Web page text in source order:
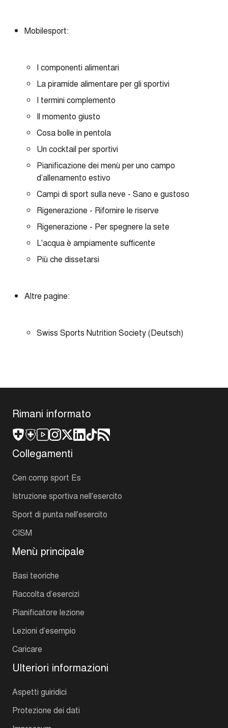
Mobilesport:
I componenti alimentari
La piramide alimentare per gli sportivi
I termini complemento
Il momento giusto
Cosa bolle in pentola
Un cocktail per sportivi
Pianificazione dei menù per uno campo
d’allenamento estivo
Campi di sport sulla neve - Sano e gustoso
Rigenerazione - Rifornire le riserve
Rigenerazione - Per spegnere la sete
L'acqua è ampiamente sufficente
Più che dissetarsi
Altre pagine:
Swiss Sports Nutrition Society (Deutsch)
Rimani informato
Collegamenti
Cen comp sport Es
Istruzione sportiva nell'esercito
Sport di punta nell'esercito
CISM
Menù principale
Basi teoriche
Raccolta d’esercizi
Pianificatore lezione
Lezioni d’esempio
Caricare
Ulteriori informazioni
Aspetti guiridici
Protezione dei dati